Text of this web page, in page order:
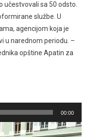
učestvovali sa 50 odsto.
službe. U
agencijom koja je
u narednom periodu. –
opštine Apatin za
00:00